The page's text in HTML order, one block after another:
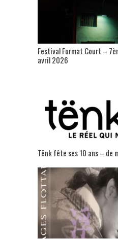
Festival Format Court –
avril 2026
Tënk fête ses 10 ans – de